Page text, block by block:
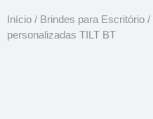
Início / Brindes para Escritório /
personalizadas TILT BT